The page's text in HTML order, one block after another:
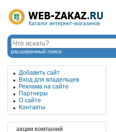
Каталог интернет-магазинов
расширенный поиск
Добавить сайт
Вход для владельцев
Реклама на сайте
Партнеры
О сайте
Контакты
акции компаний